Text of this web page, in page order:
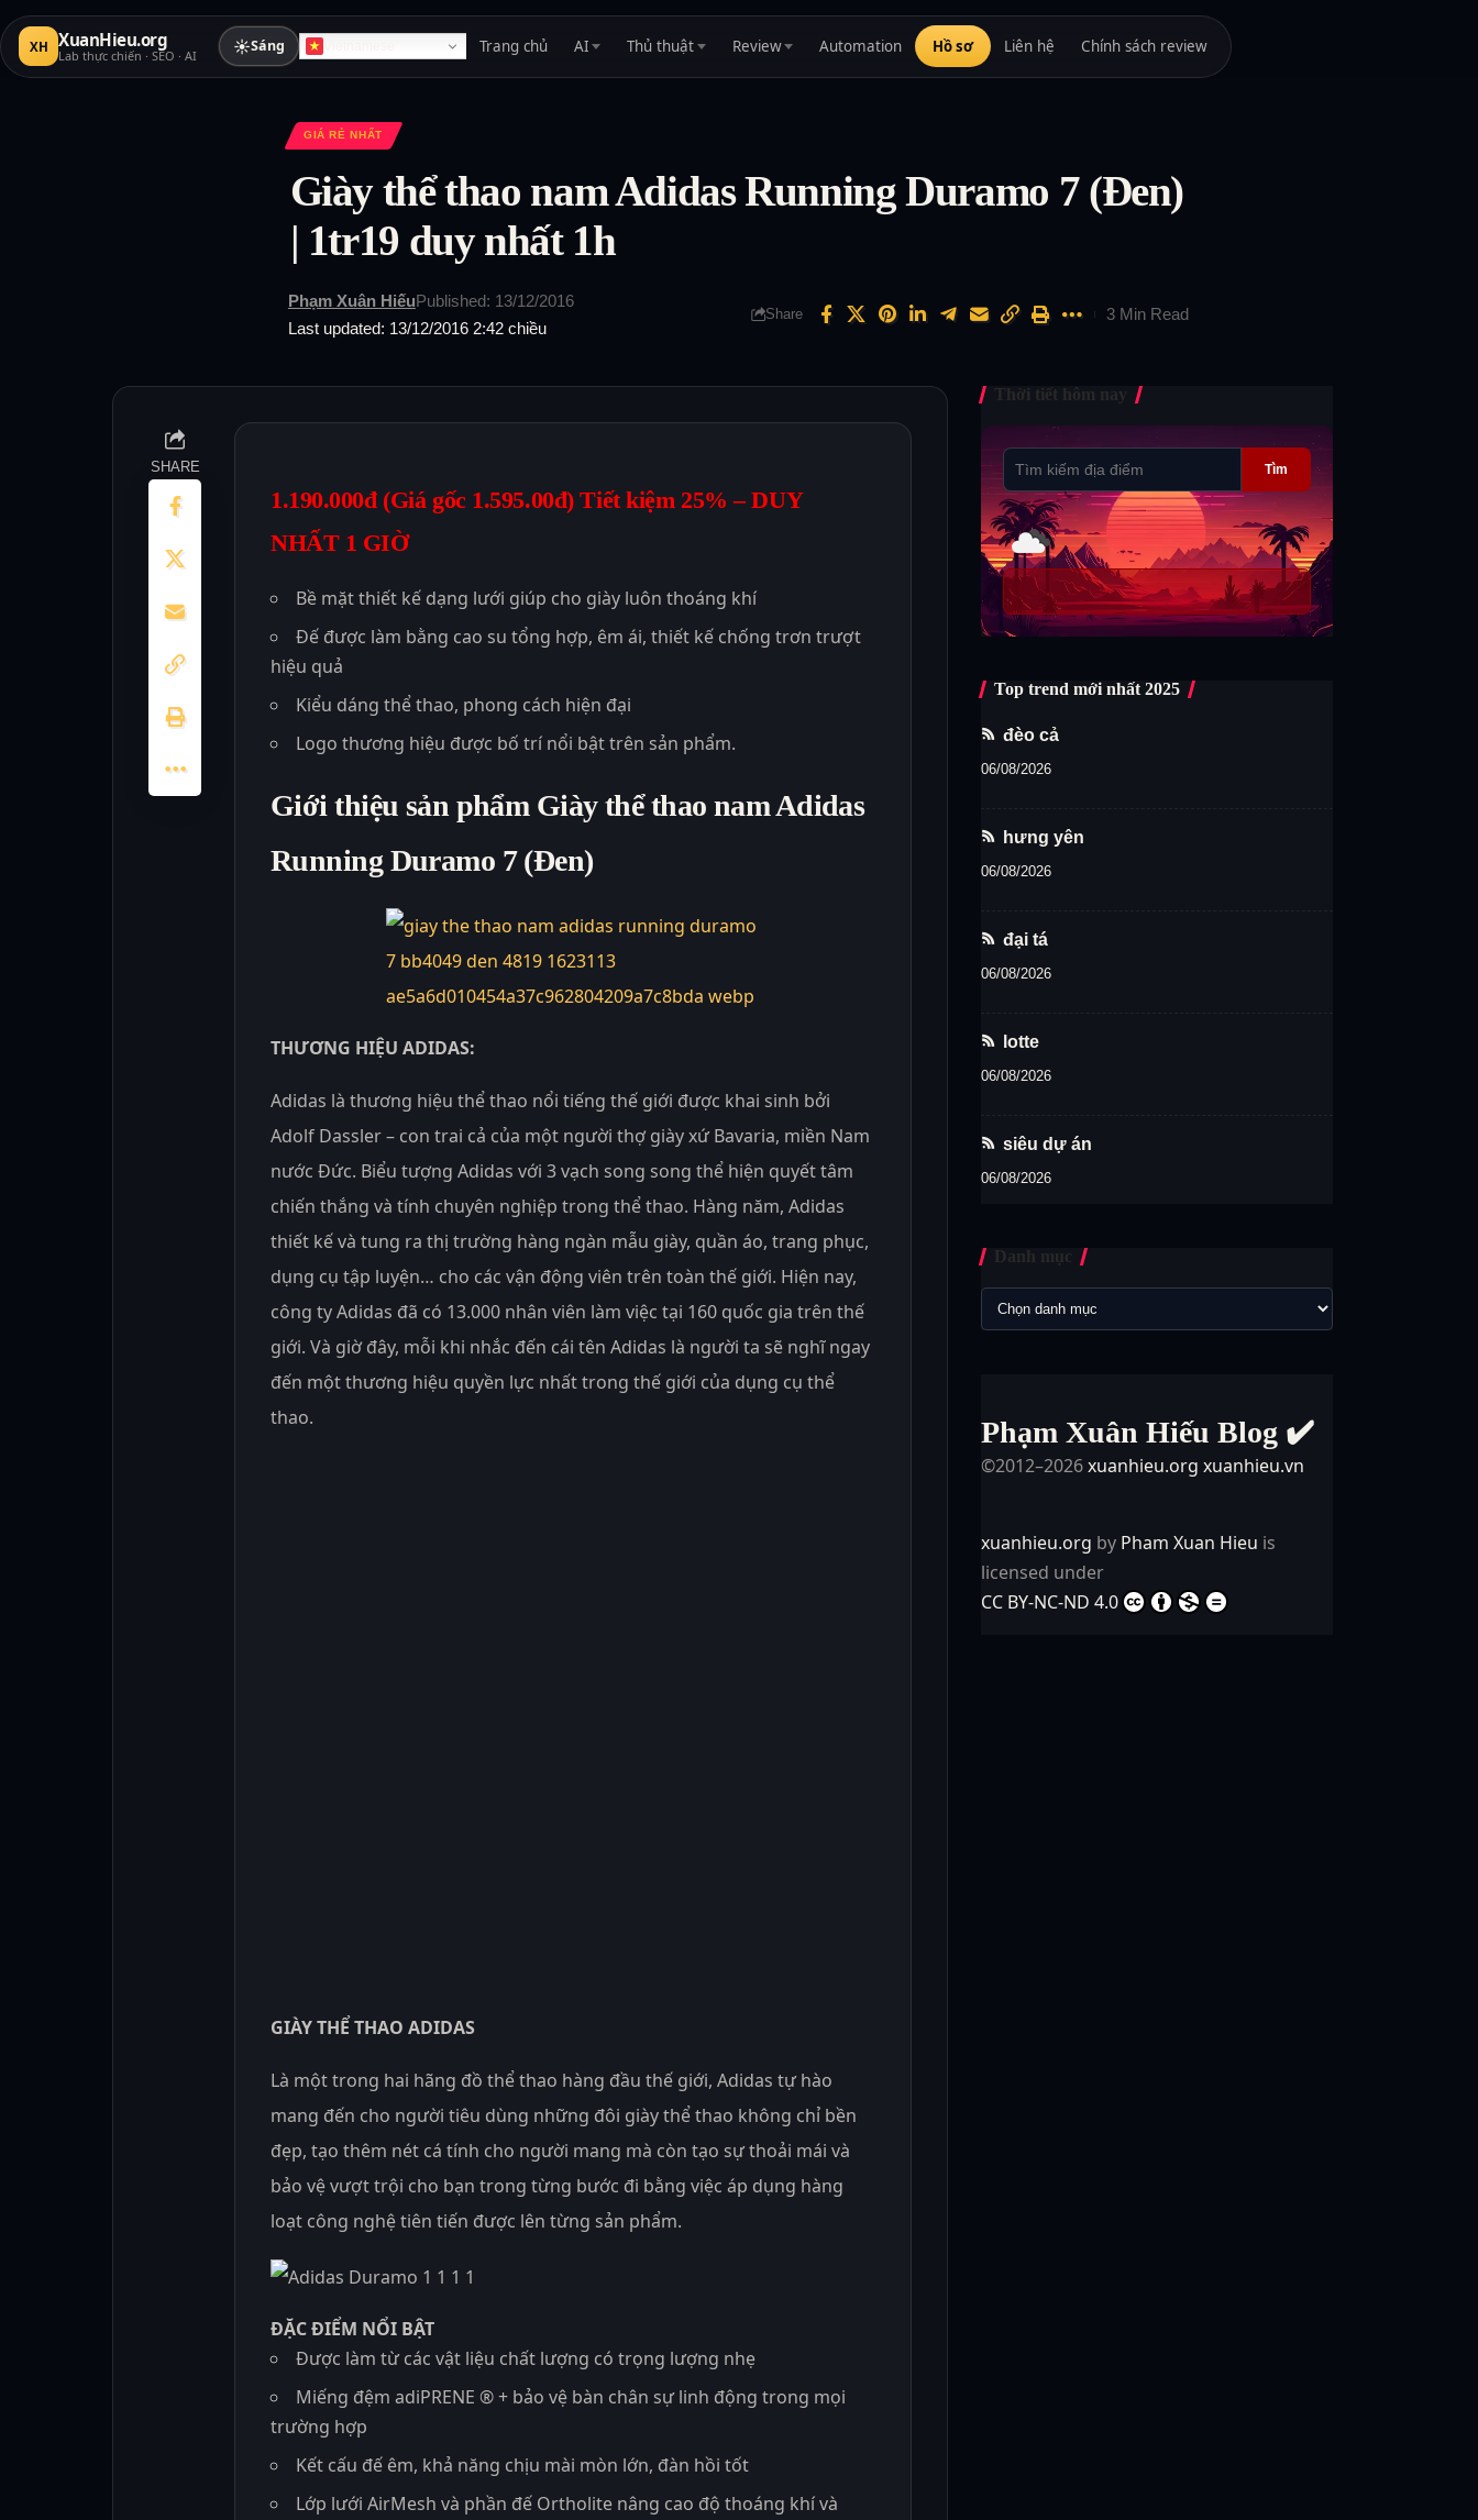
XH XuanHieu.org
Lab thực chiến · SEO · AI ☀Sáng Trang chủ AI Thủ thuật Review Automation Hồ sơ Liên hệ Chính sách review
GIÁ RẺ NHẤT
Giày thể thao nam Adidas Running Duramo 7 (Đen)
| 1tr19 duy nhất 1h
Last updated: 13/12/2016 2:42 chiều
Phạm Xuân HiếuPublished: 13/12/2016
Share 3 Min Read
SHARE
1.190.000đ (Giá gốc1.595.00đ)Tiết kiệm 25% – DUY
NHẤT 1 GIỜ
Bề mặt thiết kế dạng lưới giúp cho giày luôn thoáng khí
Đế được làm bằng cao su tổng hợp, êm ái, thiết kế chống trơn trượt
hiệu quả
Kiểu dáng thể thao, phong cách hiện đại
Logo thương hiệu được bố trí nổi bật trên sản phẩm.
Giới thiệu sản phẩm Giày thể thao nam Adidas
Running Duramo 7 (Đen)
THƯƠNG HIỆU ADIDAS:
Adidas là thương hiệu thể thao nổi tiếng thế giới được khai sinh bởi
Adolf Dassler – con trai cả của một người thợ giày xứ Bavaria, miền Nam
nước Đức. Biểu tượng Adidas với 3 vạch song song thể hiện quyết tâm
chiến thắng và tính chuyên nghiệp trong thể thao. Hàng năm, Adidas
thiết kế và tung ra thị trường hàng ngàn mẫu giày, quần áo, trang phục,
dụng cụ tập luyện… cho các vận động viên trên toàn thế giới. Hiện nay,
công ty Adidas đã có 13.000 nhân viên làm việc tại 160 quốc gia trên thế
giới. Và giờ đây, mỗi khi nhắc đến cái tên Adidas là người ta sẽ nghĩ ngay
đến một thương hiệu quyền lực nhất trong thế giới của dụng cụ thể
thao.
GIÀY THỂ THAO ADIDAS
Là một trong hai hãng đồ thể thao hàng đầu thế giới, Adidas tự hào
mang đến cho người tiêu dùng những đôi giày thể thao không chỉ bền
đẹp, tạo thêm nét cá tính cho người mang mà còn tạo sự thoải mái và
bảo vệ vượt trội cho bạn trong từng bước đi bằng việc áp dụng hàng
loạt công nghệ tiên tiến được lên từng sản phẩm.
ĐẶC ĐIỂM NỔI BẬT
Được làm từ các vật liệu chất lượng có trọng lượng nhẹ
Miếng đệm adiPRENE ® + bảo vệ bàn chân sự linh động trong mọi
trường hợp
Kết cấu đế êm, khả năng chịu mài mòn lớn, đàn hồi tốt
Lớp lưới AirMesh và phần đế Ortholite nâng cao độ thoáng khí và
Thời tiết hôm nay
Tìm
Top trend mới nhất 2025
đèo cả
06/08/2026
hưng yên
06/08/2026
đại tá
06/08/2026
lotte
06/08/2026
siêu dự án
06/08/2026
Danh mục
Phạm Xuân Hiếu Blog ✔️
©2012–2026xuanhieu.org xuanhieu.vn
xuanhieu.org by Pham Xuan Hieu is
licensed under
CC BY-NC-ND 4.0